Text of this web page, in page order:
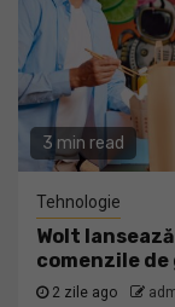
3 min read
Tehnologie
Wolt
comenzile de
2 zile ago